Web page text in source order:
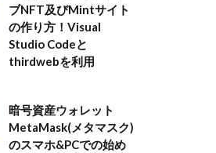
ブNFT及びMintサイト
の作り方！Visual
Studio Codeと
thirdwebを利用
暗号資産ウォレット
MetaMask(メタマスク)
のスマホ&PCでの始め